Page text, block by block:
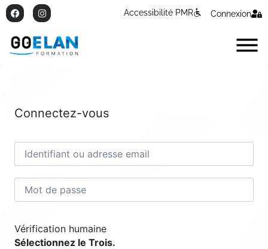
Accessibilité PMR Connexion
Connectez-vous
Vérification humaine
Sélectionnez le Trois.